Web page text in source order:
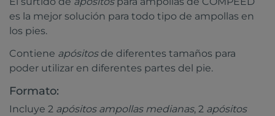
es la mejor solución para todo tipo de ampollas en
los pies.
Contiene apósitosde diferentes tamaños para
poder utilizar en diferentes partes del pie.
Formato:
Incluye 2 apósitos ampollas medianas, 2 apósitos